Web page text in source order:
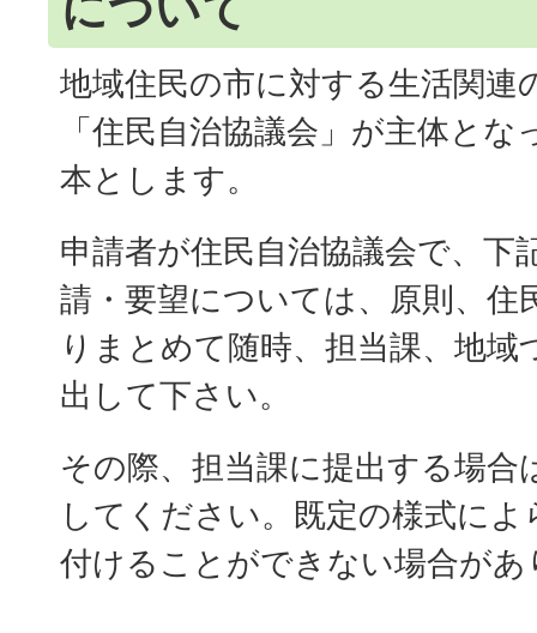
地域住民の市に対する生活関連
「住民自治協議会」が主体と
本とします。
申請者が住民自治協議会で、下
請・要望については、原則、住
りまとめて随時、担当課、地域
出して下さい。
その際、担当課に提出する場合
してください。既定の様式に
付けることができない場合があ